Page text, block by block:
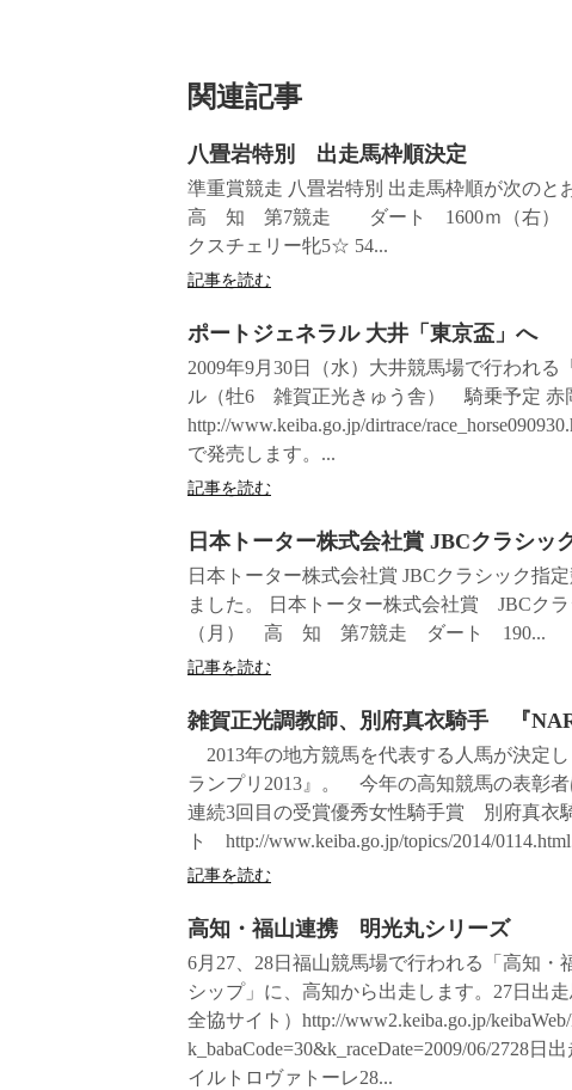
関連記事
八畳岩特別 出走馬枠順決定
準重賞競走 八畳岩特別 出走馬枠順が次の
高 知 第7競走 ダート 1600ｍ（右）
クスチェリー牝5☆ 54...
記事を読む
ポートジェネラル 大井「東京盃」へ
2009年9月30日（水）大井競馬場で行われる
ル（牡6 雑賀正光きゅう舎） 騎乗予定 赤
http://www.keiba.go.jp/dirtrace/
で発売します。...
記事を読む
日本トーター株式会社賞 JBCクラシ
日本トーター株式会社賞 JBCクラシック指
ました。 日本トーター株式会社賞 JBCク
（月） 高 知 第7競走 ダート 190...
記事を読む
雑賀正光調教師、別府真衣騎手 『
2013年の地方競馬を代表する人馬が決定
ランプリ2013』。 今年の高知競馬の表彰
連続3回目の受賞優秀女性騎手賞 別府真衣
ト http://www.keiba.go.jp/topics/2014/
記事を読む
高知・福山連携 明光丸シリーズ
6月27、28日福山競馬場で行われる「高知
シップ」に、高知から出走します。27日
全協サイト）http://www2.keiba.go.jp/
k_babaCode=30&k_raceDate=2009/06/
イルトロヴァトーレ28...